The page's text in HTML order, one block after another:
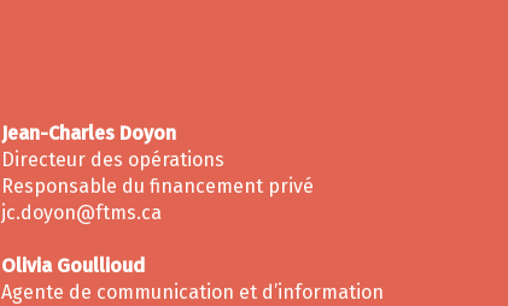
Jean-Charles Doyon
Directeur des opérations
Responsable du financement privé
jc.doyon@ftms.ca
Olivia Goullioud
Agente de communication et d’information